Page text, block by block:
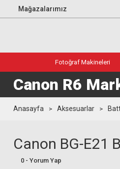
Mağazalarımız
Fotoğraf Makineleri
Canon R6
Anasayfa Aksesuarlar
Canon BG-E21
0 - Yorum Yap